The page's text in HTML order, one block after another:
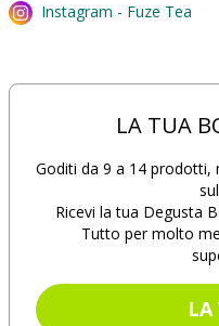
Instagram - Fuze Tea
LA TUA
Goditi da 9 a 14
Ricevi la tua Degusta
Tutto per molto
LA